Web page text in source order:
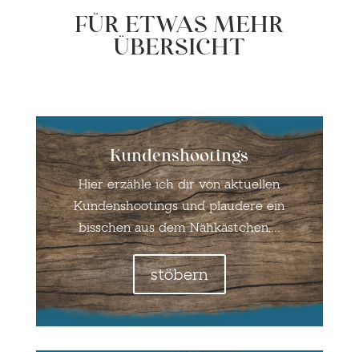
FÜR ETWAS MEHR
ÜBERSICHT
Kundenshootings
Hier erzähle ich dir von aktuellen
Kundenshootings und plaudere ein
bisschen aus dem Nähkästchen,...
stöbern